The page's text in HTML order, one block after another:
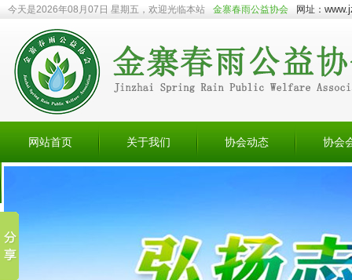
今天是2026年08月07日 星期五，欢迎光临本站 金寨春雨公益协会 网址：
网站首页 关于我们 协会动态 协会